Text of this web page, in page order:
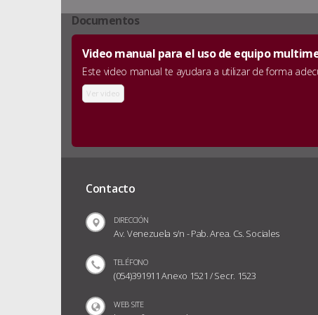
Documentos
Video manual para el uso de equipo
Este video manual te ayudara a utilizar de forma
Ver video
Contacto
DIRECCIÓN
Av. Venezuela s/n - Pab. Area. Cs. Sociales
TELÉFONO
(054)391911 Anexo 1521 / Secr. 1523
WEB SITE